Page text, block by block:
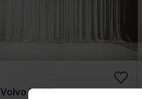
Volvo XC60